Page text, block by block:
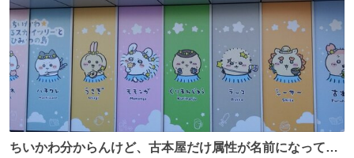
ちいかわ分からんけど、古本屋だけ属性が名前になってる